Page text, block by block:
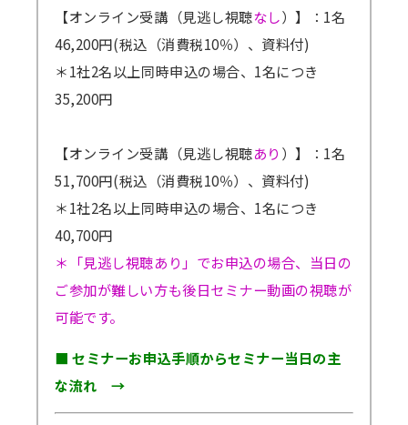
【オンライン受講（見逃し視聴なし）】：1名
46,200円(税込（消費税10％）、資料付)
＊1社2名以上同時申込の場合、1名につき
35,200円
【オンライン受講（見逃し視聴あり ）】：1名
51,700円(税込（消費税10％）、資料付)
＊1社2名以上同時申込の場合、1名につき
40,700円
＊「見逃し視聴あり」でお申込の場合、当日の
ご参加が難しい方も後日セミナー動画の視聴が
可能です。
■ セミナーお申込手順からセミナー当日の主
な流れ →